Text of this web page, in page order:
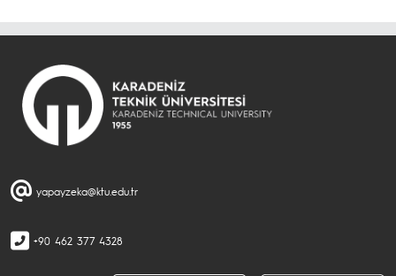
yapayzeka@ktu.edu.tr
+90 462 377 4328